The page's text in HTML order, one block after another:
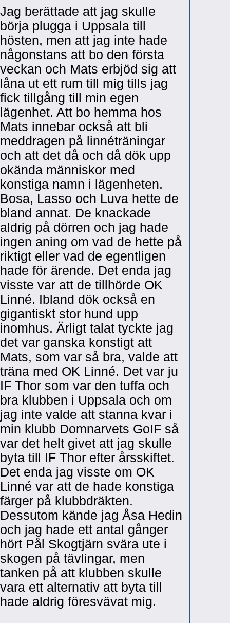
Jag berättade att jag skulle
börja plugga i Uppsala till
hösten, men att jag inte hade
någonstans att bo den första
veckan och Mats erbjöd sig att
låna ut ett rum till mig tills jag
fick tillgång till min egen
lägenhet. Att bo hemma hos
Mats innebar också att bli
meddragen på linnéträningar
och att det då och då dök upp
okända människor med
konstiga namn i lägenheten.
Bosa, Lasso och Luva hette de
bland annat. De knackade
aldrig på dörren och jag hade
ingen aning om vad de hette på
riktigt eller vad de egentligen
hade för ärende. Det enda jag
visste var att de tillhörde OK
Linné. Ibland dök också en
gigantiskt stor hund upp
inomhus. Ärligt talat tyckte jag
det var ganska konstigt att
Mats, som var så bra, valde att
träna med OK Linné. Det var ju
IF Thor som var den tuffa och
bra klubben i Uppsala och om
jag inte valde att stanna kvar i
min klubb Domnarvets GoIF så
var det helt givet att jag skulle
byta till IF Thor efter årsskiftet.
Det enda jag visste om OK
Linné var att de hade konstiga
färger på klubbdräkten.
Dessutom kände jag Åsa Hedin
och jag hade ett antal gånger
hört Pål Skogtjärn svära ute i
skogen på tävlingar, men
tanken på att klubben skulle
vara ett alternativ att byta till
hade aldrig föresvävat mig.